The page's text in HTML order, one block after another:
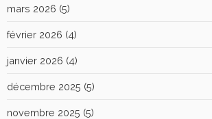
mars 2026 (5)
février 2026 (4)
janvier 2026 (4)
décembre 2025 (5)
novembre 2025 (5)